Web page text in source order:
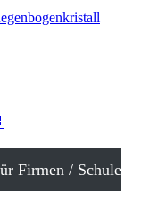
Firmen / Schule